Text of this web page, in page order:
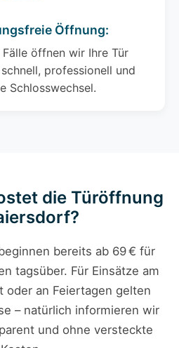
Öffnung:
öffnen wir Ihre Tür
professionell und
Schlosswechsel.
die Türöffnung
bereits ab 69 € für
tagsüber. Für Einsätze am
oder an Feiertagen gelten
– natürlich informieren wir
und ohne versteckte